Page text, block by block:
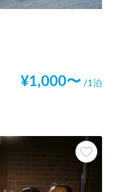
¥1,000〜 /1泊